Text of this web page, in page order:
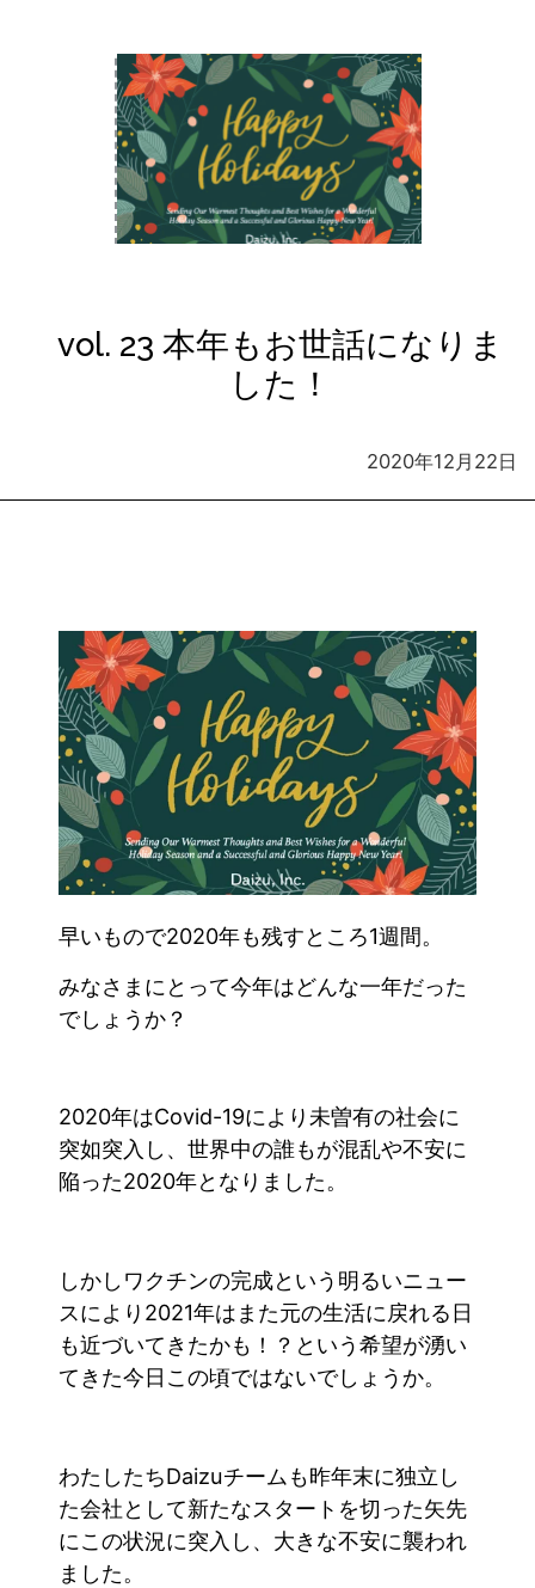
vol. 23 本年もお世話になりま
した！
2020年12月22日
早いもので2020年も残すところ1週間。
みなさまにとって今年はどんな一年だった
でしょうか？
2020年はCovid-19により未曽有の社会に
突如突入し、世界中の誰もが混乱や不安に
陥った2020年となりました。
しかしワクチンの完成という明るいニュー
スにより2021年はまた元の生活に戻れる日
も近づいてきたかも！？という希望が湧い
てきた今日この頃ではないでしょうか。
わたしたちDaizuチームも昨年末に独立し
た会社として新たなスタートを切った矢先
にこの状況に突入し、大きな不安に襲われ
ました。